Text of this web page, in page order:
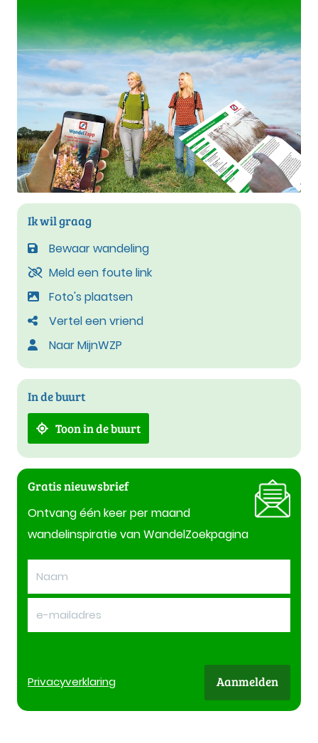
Ik wil graag
Bewaar wandeling
Meld een foute link
Foto's plaatsen
Vertel een vriend
Naar MijnWZP
In de buurt
Toon in de buurt
Gratis nieuwsbrief
Ontvang één keer per maand
wandelinspiratie van WandelZoekpagina
Privacyverklaring Aanmelden